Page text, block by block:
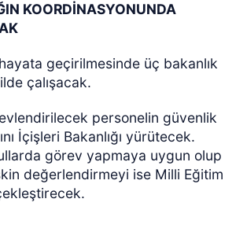
KOORDİNASYONUNDA
geçirilmesinde üç bakanlık
çalışacak.
personelin güvenlik
İçişleri Bakanlığı yürütecek.
görev yapmaya uygun olup
değerlendirmeyi ise Milli Eğitim